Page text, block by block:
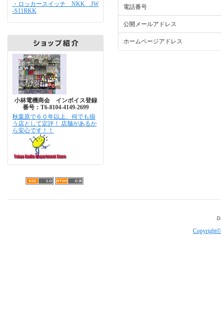
・ロッカースイッチ NKK JW
-S11RKK
小林電機商会 インボイス登録
番号：T6-8104-4149-2699
秋葉原で６０年以上、何でも揃
う店として定評！ 店舗があるか
ら安心です！！
電話番号
公開メールアドレス
ホームページアドレス
Copyright©